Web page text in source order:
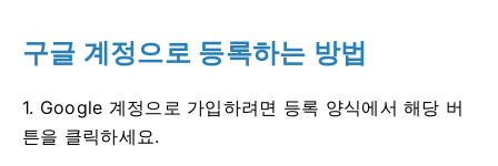
구글 계정으로 등록하는 방법
1. Google 계정으로 가입하려면 등록 양식에서 해당 버
튼을 클릭하세요.